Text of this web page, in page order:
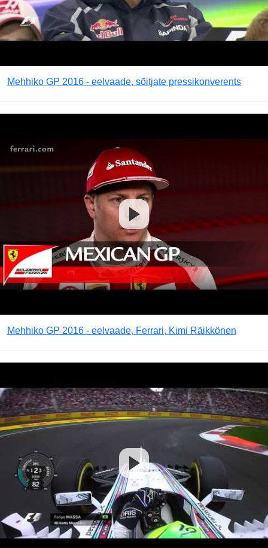
Mehhiko GP 2016 - eelvaade, sõitjate pressikonverents
Mehhiko GP 2016 - eelvaade, Ferrari, Kimi Räikkönen